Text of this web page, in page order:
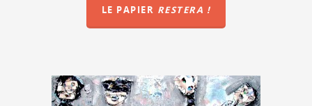
LE PAPIER RESTERA !